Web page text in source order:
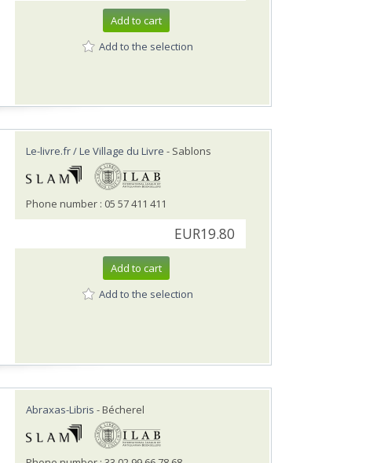
Add to cart
Add to the selection
Le-livre.fr / Le Village du Livre - Sablons
Phone number : 05 57 411 411
EUR19.80
Add to cart
Add to the selection
Abraxas-Libris - Bécherel